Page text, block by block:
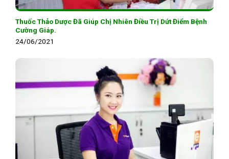
Thuốc Thảo Dược Đã Giúp Chị Nhiên Điều Trị Dứt Điểm Bệnh
Cường Giáp.
24/06/2021